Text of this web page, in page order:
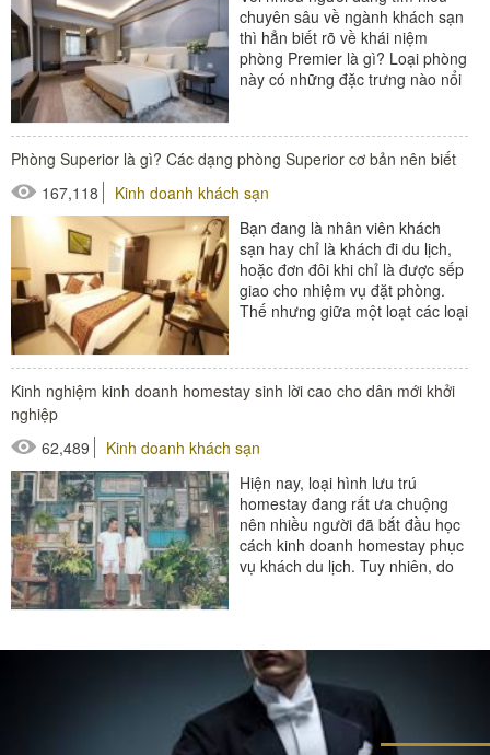
chuyên sâu về ngành khách sạn
thì hẳn biết rõ về khái niệm
phòng Premier là gì? Loại phòng
này có những đặc trưng nào nổi
#thiết bị phòng tắm
Phòng Superior là gì? Các dạng phòng Superior cơ bản nên biết
167,118
Kinh doanh khách sạn
Bạn đang là nhân viên khách
sạn hay chỉ là khách đi du lịch,
hoặc đơn đôi khi chỉ là được sếp
giao cho nhiệm vụ đặt phòng.
Thế nhưng giữa một loạt các loại
#thiết bị phòng tắm
Kinh nghiệm kinh doanh homestay sinh lời cao cho dân mới khởi
nghiệp
62,489
Kinh doanh khách sạn
Hiện nay, loại hình lưu trú
homestay đang rất ưa chuộng
nên nhiều người đã bắt đầu học
cách kinh doanh homestay phục
vụ khách du lịch. Tuy nhiên, do
#thiết bị sảnh - ngoại cảnh